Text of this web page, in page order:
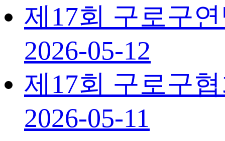
제17회 구로구
2026-05-12
제17회 구로구
2026-05-11